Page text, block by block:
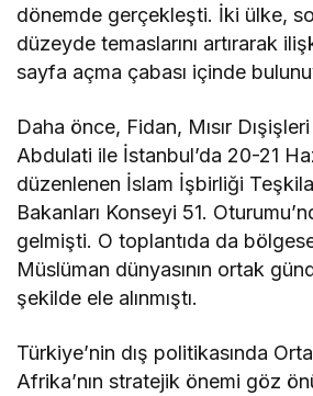
dönemde gerçekleşti. İki ülke,
düzeyde temaslarını artırarak
sayfa açma çabası içinde
Daha önce, Fidan, Mısır
Abdulati ile İstanbul’da 20-21
düzenlenen İslam İşbirliği
Bakanları Konseyi 51.
gelmişti. O toplantıda da
Müslüman dünyasının ortak
şekilde ele alınmıştı.
Türkiye’nin dış politikasında
Afrika’nın stratejik önemi göz